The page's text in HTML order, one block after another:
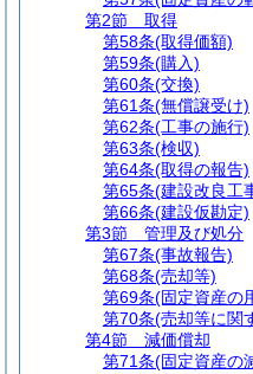
第2節
取得
第58条(取得価額)
第59条(購入)
第60条(交換)
第61条(無償譲受け)
第62条(工事の施行)
第63条(検収)
第64条(取得の報告)
第65条(建設改良工
第66条(建設仮勘定)
第3節
管理及び処分
第67条(事故報告)
第68条(売却等)
第69条(固定資産の
第70条(売却等に関
第4節
減価償却
第71条(固定資産の